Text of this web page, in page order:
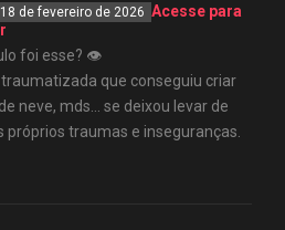
18 de fevereiro de 2026 Acesse para
foi esse? 👁️
traumatizada que conseguiu criar
neve, mds… se deixou levar de
próprios traumas e inseguranças.